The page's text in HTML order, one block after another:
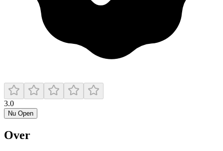
3.0
Nu Open
Over